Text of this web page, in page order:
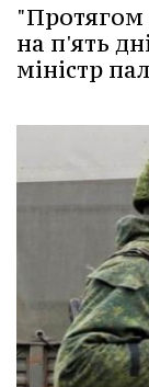
"Протягом
на п'ять
міністр